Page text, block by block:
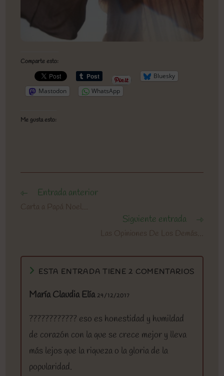
Comparte esto:
Bluesky
Mastodon
WhatsApp
Me gusta esto:
Leer
artículos
Entrada anterior
Carta a Papá Noel…
Siguiente entrada
Las Opiniones De Los Demás…
ESTA ENTRADA TIENE 2 COMENTARIOS
María Claudia Elía29/12/2017
???????????? eso es honestidad y humildad
de corazón con la que se crece mejor y lleva
más lejos que la riqueza o la gloria de la
popularidad.